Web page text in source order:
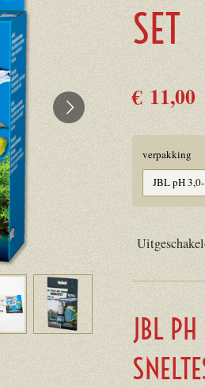
SET
€ 11,00
verpakking
JBL